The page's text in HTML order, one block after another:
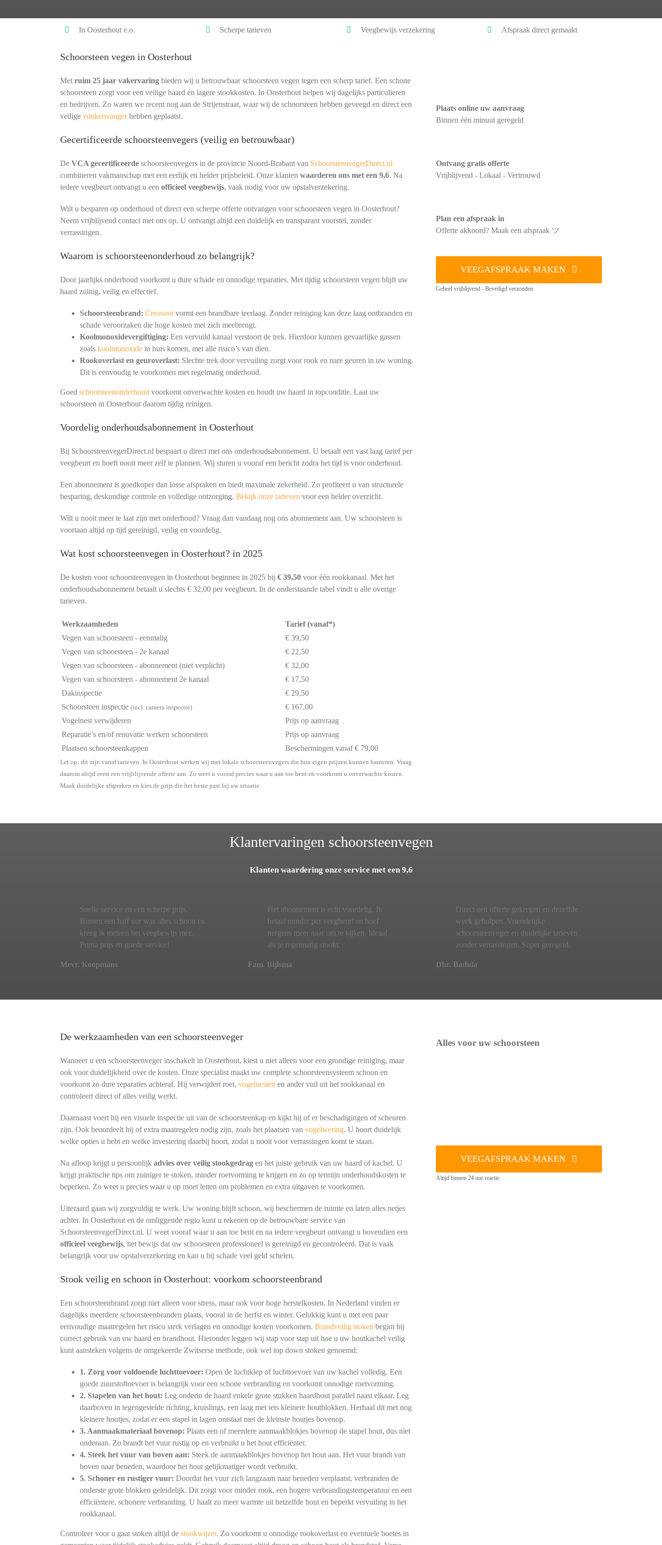
In Oosterhout e.o. Scherpe tarieven Veegbewijs verzekering Afspraak direct gemaakt
Schoorsteen vegen in Oosterhout
Met ruim 25 jaar vakervaringbieden wij u betrouwbaar schoorsteen vegen tegen een scherp tarief. Een schone
schoorsteen zorgt voor een veilige haard én lagere stookkosten. In Oosterhout helpen wij dagelijks particulieren
en bedrijven. Zo waren we recent nog aan de Strijenstraat, waar wij de schoorsteen hebben geveegd en direct een
veilige vonkenvangerhebben geplaatst.
Gecertificeerde schoorsteenvegers (veilig en betrouwbaar)
De VCA gecertificeerdeschoorsteenvegers in de provincie Noord-Brabant van SchoorsteenvegerDirect.nl
combineren vakmanschap met een eerlijk en helder prijsbeleid. Onze klanten waarderen ons met een 9,6. Na
iedere veegbeurt ontvangt u een officieel veegbewijs, vaak nodig voor uw opstalverzekering.
Wilt u besparen op onderhoud of direct een scherpe offerte ontvangen voor schoorsteen vegen in Oosterhout?
Neem vrijblijvend contact met ons op. U ontvangt altijd een duidelijk en transparant voorstel, zonder
verrassingen.
Waarom is schoorsteenonderhoud zo belangrijk?
Door jaarlijks onderhoud voorkomt u dure schade en onnodige reparaties. Met tijdig schoorsteen vegen blijft uw
haard zuinig, veilig en effectief.
Schoorsteenbrand: Creosootvormt een brandbare teerlaag. Zonder reiniging kan deze laag ontbranden en
schade veroorzaken die hoge kosten met zich meebrengt.
Koolmonoxidevergiftiging: Een vervuild kanaal verstoort de trek. Hierdoor kunnen gevaarlijke gassen
zoals koolmonoxidein huis komen, met alle risico’s van dien.
Rookoverlast en geuroverlast: Slechte trek door vervuiling zorgt voor rook en nare geuren in uw woning.
Dit is eenvoudig te voorkomen met regelmatig onderhoud.
Goed schoorsteenonderhoud voorkomt onverwachte kosten en houdt uw haard in topconditie. Laat uw
schoorsteen in Oosterhout daarom tijdig reinigen.
Voordelig onderhoudsabonnement in Oosterhout
Bij SchoorsteenvegerDirect.nl bespaart u direct met ons onderhoudsabonnement. U betaalt een vast laag tarief per
veegbeurt en hoeft nooit meer zelf te plannen. Wij sturen u vooraf een bericht zodra het tijd is voor onderhoud.
Een abonnement is goedkoper dan losse afspraken en biedt maximale zekerheid. Zo profiteert u van structurele
besparing, deskundige controle en volledige ontzorging. Bekijk onze tarieven voor een helder overzicht.
Wilt u nooit meer te laat zijn met onderhoud? Vraag dan vandaag nog ons abonnement aan. Uw schoorsteen is
voortaan altijd op tijd gereinigd, veilig en voordelig.
Wat kost schoorsteenvegen in Oosterhout? in 2025
De kosten voor schoorsteenvegen in Oosterhout beginnen in 2025 bij € 39,50voor één rookkanaal. Met het
onderhoudsabonnement betaalt u slechts € 32,00 per veegbeurt. In de onderstaande tabel vindt u alle overige
tarieven.
Werkzaamheden
Tarief (vanaf*)
Vegen van schoorsteen - eenmalig
€ 39,50
Vegen van schoorsteen - 2e kanaal
€ 22,50
Vegen van schoorsteen - abonnement (niet verplicht)
€ 32,00
Vegen van schoorsteen - abonnement 2e kanaal
€ 17,50
Dakinspectie
€ 29,50
Schoorsteen inspectie (incl. camera inspectie)
€ 167,00
Vogelnest verwijderen
Prijs op aanvraag
Reparatie’s en/of renovatie werken schoorsteen
Prijs op aanvraag
Plaatsen schoorsteenkappen
Beschermingen vanaf € 79,00
Let op: dit zijn vanaf tarieven. In Oosterhout werken wij met lokale schoorsteenvegers die hun eigen prijzen kunnen hanteren. Vraag
daarom altijd eerst een vrijblijvende offerte aan. Zo weet u vooraf precies waar u aan toe bent en voorkomt u onverwachte kosten.
Maak duidelijke afspraken en kies de prijs die het beste past bij uw situatie.
Plaats online uw aanvraag
Binnen één minuut geregeld
Ontvang gratis offerte
Vrijblijvend - Lokaal - Vertrouwd
Plan een afspraak in
Offerte akkoord? Maak een afspraak ツ
VEEGAFSPRAAK MAKEN
Geheel vrijblijvend - Beveiligd verzonden
Klantervaringen schoorsteenvegen
Klanten waardering onze service met een 9,6
Snelle service en een scherpe prijs.
Binnen een half uur was alles schoon en
kreeg ik meteen het veegbewijs mee.
Prima prijs en goede service!
Mevr. Koopmans
Het abonnement is echt voordelig. Ik
betaal minder per veegbeurt en hoef
nergens meer naar om te kijken. Ideaal
als je regelmatig stookt.
Fam. Bijlsma
Direct een offerte gekregen en dezelfde
week geholpen. Vriendelijke
schoorsteenveger en duidelijke tarieven
zonder verrassingen. Super geregeld.
Dhr. Badula
De werkzaamheden van een schoorsteenveger
Wanneer u een schoorsteenveger inschakelt in Oosterhout, kiest u niet alleen voor een grondige reiniging, maar
ook voor duidelijkheid over de kosten. Onze specialist maakt uw complete schoorsteensysteem schoon en
voorkomt zo dure reparaties achteraf. Hij verwijdert roet, vogelnesten en ander vuil uit het rookkanaal en
controleert direct of alles veilig werkt.
Daarnaast voert hij een visuele inspectie uit van de schoorsteenkap en kijkt hij of er beschadigingen of scheuren
zijn. Ook beoordeelt hij of extra maatregelen nodig zijn, zoals het plaatsen van vogelwering. U hoort duidelijk
welke opties u hebt en welke investering daarbij hoort, zodat u nooit voor verrassingen komt te staan.
Na afloop krijgt u persoonlijk advies over veilig stookgedragen het juiste gebruik van uw haard of kachel. U
krijgt praktische tips om zuiniger te stoken, minder roetvorming te krijgen en zo op termijn onderhoudskosten te
beperken. Zo weet u precies waar u op moet letten om problemen en extra uitgaven te voorkomen.
Uiteraard gaan wij zorgvuldig te werk. Uw woning blijft schoon, wij beschermen de ruimte en laten alles netjes
achter. In Oosterhout en de omliggende regio kunt u rekenen op de betrouwbare service van
SchoorsteenvegerDirect.nl. U weet vooraf waar u aan toe bent en na iedere veegbeurt ontvangt u bovendien een
officieel veegbewijs, het bewijs dat uw schoorsteen professioneel is gereinigd en gecontroleerd. Dat is vaak
belangrijk voor uw opstalverzekering en kan u bij schade veel geld schelen.
Stook veilig en schoon in Oosterhout: voorkom schoorsteenbrand
Een schoorsteenbrand zorgt niet alleen voor stress, maar ook voor hoge herstelkosten. In Nederland vinden er
dagelijks meerdere schoorsteenbranden plaats, vooral in de herfst en winter. Gelukkig kunt u met een paar
eenvoudige maatregelen het risico sterk verlagen en onnodige kosten voorkomen. Brandveilig stoken begint bij
correct gebruik van uw haard en brandhout. Hieronder leggen wij stap voor stap uit hoe u uw houtkachel veilig
kunt aansteken volgens de omgekeerde Zwitserse methode, ook wel top down stoken genoemd:
1. Zorg voor voldoende luchttoevoer: Open de luchtklep of luchttoevoer van uw kachel volledig. Een
goede zuurstoftoevoer is belangrijk voor een schone verbranding en voorkomt onnodige roetvorming.
2. Stapelen van het hout: Leg onderin de haard enkele grote stukken haardhout parallel naast elkaar. Leg
daarboven in tegengestelde richting, kruislings, een laag met iets kleinere houtblokken. Herhaal dit met nog
kleinere houtjes, zodat er een stapel in lagen ontstaat met de kleinste houtjes bovenop.
3. Aanmaakmateriaal bovenop: Plaats een of meerdere aanmaakblokjes bovenop de stapel hout, dus niet
onderaan. Zo brandt het vuur rustig op en verbruikt u het hout efficiënter.
4. Steek het vuur van boven aan: Steek de aanmaakblokjes bovenop het hout aan. Het vuur brandt van
boven naar beneden, waardoor het hout gelijkmatiger wordt verbruikt.
5. Schoner en rustiger vuur: Doordat het vuur zich langzaam naar beneden verplaatst, verbranden de
onderste grote blokken geleidelijk. Dit zorgt voor minder rook, een hogere verbrandingstemperatuur en een
efficiëntere, schonere verbranding. U haalt zo meer warmte uit hetzelfde hout en beperkt vervuiling in het
rookkanaal.
Controleer voor u gaat stoken altijd de stookwijzer. Zo voorkomt u onnodige rookoverlast en eventuele boetes in
Alles voor uw schoorsteen
VEEGAFSPRAAK MAKEN
Altijd binnen 24 uur reactie